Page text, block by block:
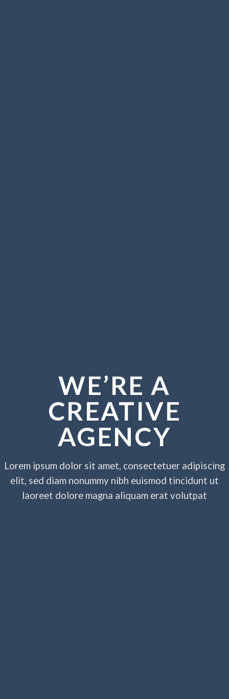
WE’RE A
CREATIVE
AGENCY
Lorem ipsum dolor sit amet, consectetuer adipiscing
elit, sed diam nonummy nibh euismod tincidunt ut
laoreet dolore magna aliquam erat volutpat